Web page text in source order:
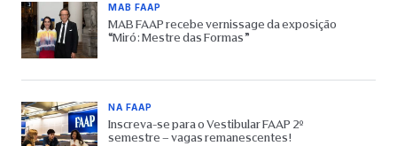
MAB FAAP
MAB FAAP recebe vernissage da exposição
“Miró: Mestre das Formas”
NA FAAP
Inscreva-se para o Vestibular FAAP 2º
semestre – vagas remanescentes!